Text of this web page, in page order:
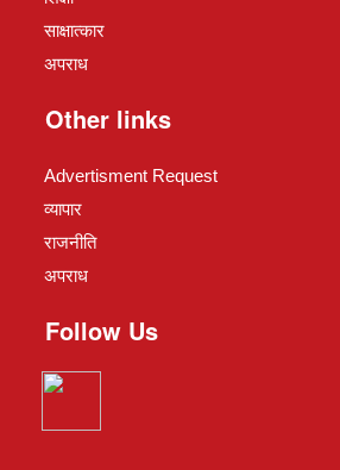
साक्षात्कार
अपराध
Other links
Advertisment Request
व्यापार
राजनीति
अपराध
Follow Us